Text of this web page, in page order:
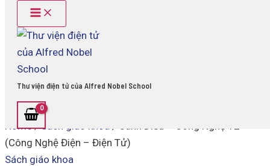
content
Main
Menu
Thư viện điện tử của Alfred Nobel School
Home/Sách giáo khoa / Cánh Diều – Công Nghệ 12
(Công Nghệ Điện – Điện Tử)
Sách giáo khoa
Nghệ
Nghệ
Điện
Tử)
quantity